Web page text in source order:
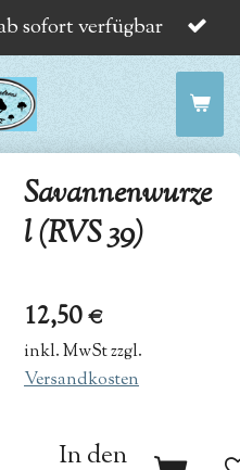
sofort verfügbar
Savannenwurze
l (RVS 39)
12,50 €
inkl. MwSt zzgl.
Versandkosten
In den